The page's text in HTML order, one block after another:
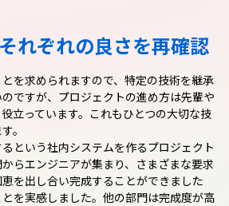
それぞれの良さを再確認
を求められますので、特定の技術を継承
ですが、プロジェクトの進め方は先輩や
立っています。これもひとつの大切な技
。
という社内システムを作るプロジェクト
らエンジニアが集まり、さまざまな要求
を出し合い完成することができました
を実感しました。他の部門は完成度が高